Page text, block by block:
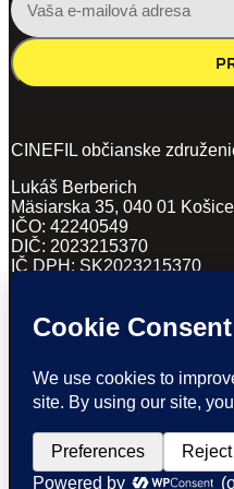
CINEFIL občianske
Lukáš Berberich
Mäsiarska 35, 040 01 Košice
IČO: 42240549
DIČ: 2023215370
IČ DPH: SK2023215370
POVINNÉ
Ticketing and website by